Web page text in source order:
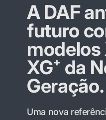
A DAF
futuro
modelos
XG⁺ da
Geração.
Uma nova